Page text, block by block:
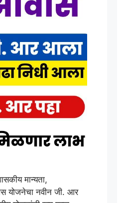
मान्यता,
योजनेचा नवीन जी. आर